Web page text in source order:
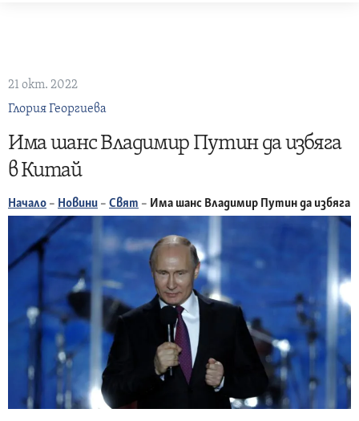
21 окт. 2022
Глория Георгиева
Има шанс Владимир Путин да избяга
в Китай
Начало – Новини – Свят – Има шанс Владимир Путин да избяга